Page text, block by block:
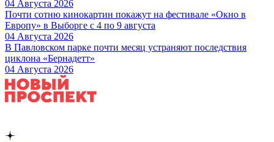
04 Августа 2026
Почти сотню кинокартин покажут на фестивале «Окно в
Европу» в Выборге с 4 по 9 августа
04 Августа 2026
В Павловском парке почти месяц устраняют последствия
циклона «Бернадетт»
04 Августа 2026